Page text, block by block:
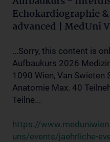
Echokardiographie
advanced | MedUni
...Sorry, this content is
Aufbaukurs 2026
1090 Wien, Van Swieten
Anatomie Max. 40
Teilne...
https://
uns/events/jaehrliche-